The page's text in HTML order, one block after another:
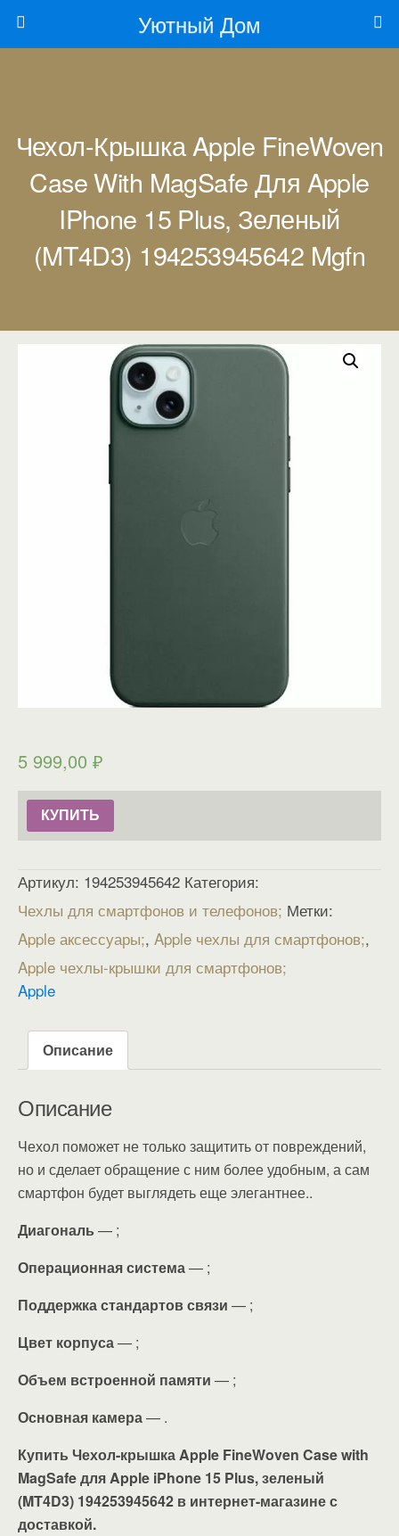
Уютный Дом
Чехол-Крышка Apple FineWoven
Case With MagSafe Для Apple
IPhone 15 Plus, Зеленый
(MT4D3) 194253945642 Mgfn
5 999,00 ₽
КУПИТЬ
Артикул: 194253945642 Категория:
Чехлы для смартфонов и телефонов Метки:
Apple аксессуары , Apple чехлы для смартфонов ,
Apple чехлы-крышки для смартфонов
Apple
Описание
Описание
Чехол поможет не только защитить от повреждений,
но и сделает обращение с ним более удобным, а сам
смартфон будет выглядеть еще элегантнее..
Диагональ — ;
Операционная система— ;
Поддержка стандартов связи — ;
Цвет корпуса— ;
Объем встроенной памяти — ;
Основная камера— .
Купить Чехол-крышка Apple FineWoven Case with
MagSafe для Apple iPhone 15 Plus, зеленый
(MT4D3) 194253945642 в интернет-магазине с
доставкой.